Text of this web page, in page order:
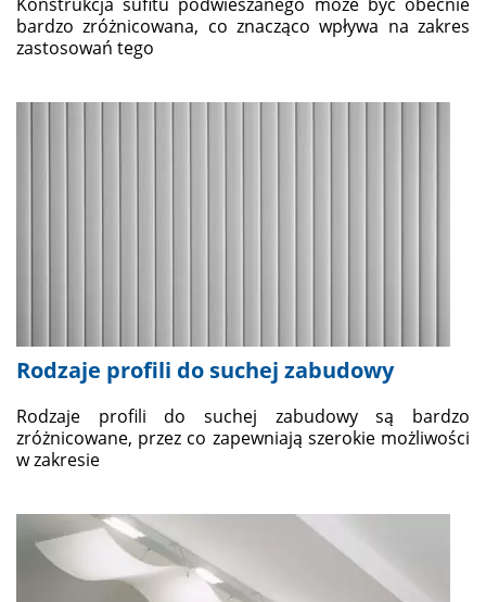
bardzo zróżnicowana, co znacząco wpływa na zakres
zastosowań tego
Rodzaje profili do suchej zabudowy
Rodzaje profili do suchej zabudowy są bardzo
zróżnicowane, przez co zapewniają szerokie możliwości
w zakresie